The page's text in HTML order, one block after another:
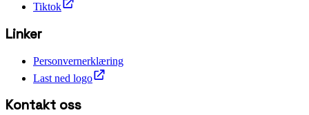
Tiktok
Linker
Personvernerklæring
Last ned logo
Kontakt oss